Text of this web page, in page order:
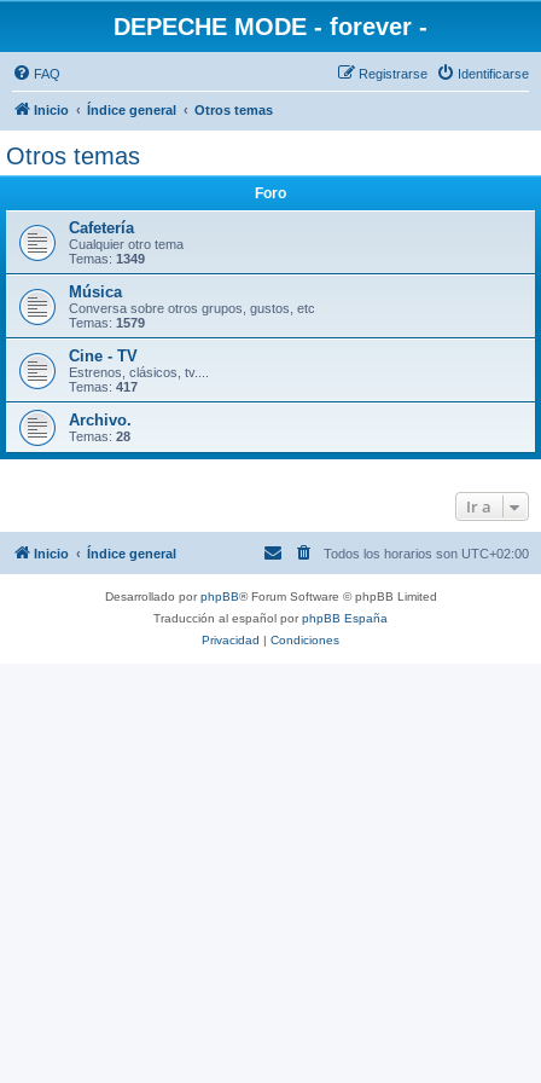
DEPECHE MODE - forever -
FAQ Identificarse
Registrarse
Inicio Índice general Otros temas
Otros temas
Foro
Cafetería
Cualquier otro tema
Temas: 1349
Música
Conversa sobre otros grupos, gustos, etc
Temas: 1579
Cine - TV
Estrenos, clásicos, tv....
Temas: 417
Archivo.
Temas: 28
Ir a
Inicio Índice general Todos los horarios son UTC+02:00
Desarrollado porphpBB® Forum Software © phpBB Limited
Traducción al español porphpBB España
Privacidad | Condiciones